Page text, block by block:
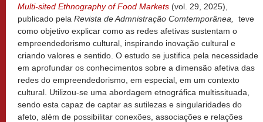
Multi-sited Ethnography of Food Markets (vol. 29, 2025),
publicado pela Revista de Admnistração Comtemporânea,
teve
como objetivo explicar como as redes afetivas sustentam o
empreendedorismo cultural, inspirando inovação cultural e
criando valores e sentido. O estudo se justifica pela necessidade
em aprofundar os conhecimentos sobre a dimensão afetiva das
redes do empreendedorismo, em especial, em um contexto
cultural. Utilizou-se uma abordagem etnográfica multissituada,
sendo esta capaz de captar as sutilezas e singularidades do
afeto, além de possibilitar conexões, associações e relações